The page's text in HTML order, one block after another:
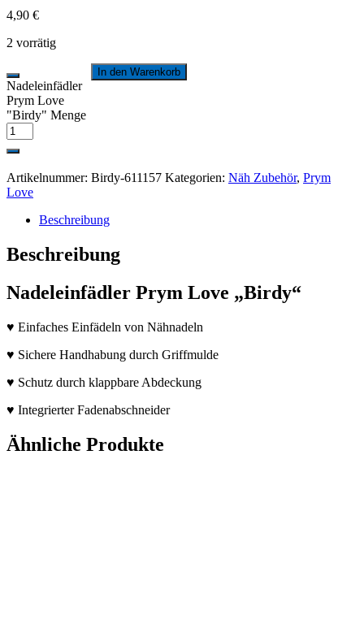
4,90 €
2 vorrätig
Nadeleinfädler
Prym Love
"Birdy" Menge
In den Warenkorb
Artikelnummer: Birdy-611157 Kategorien: Näh Zubehör, Prym
Love
Beschreibung
Beschreibung
Nadeleinfädler Prym Love „Birdy“
♥ Einfaches Einfädeln von Nähnadeln
♥ Sichere Handhabung durch Griffmulde
♥ Schutz durch klappbare Abdeckung
♥ Integrierter Fadenabschneider
Ähnliche Produkte